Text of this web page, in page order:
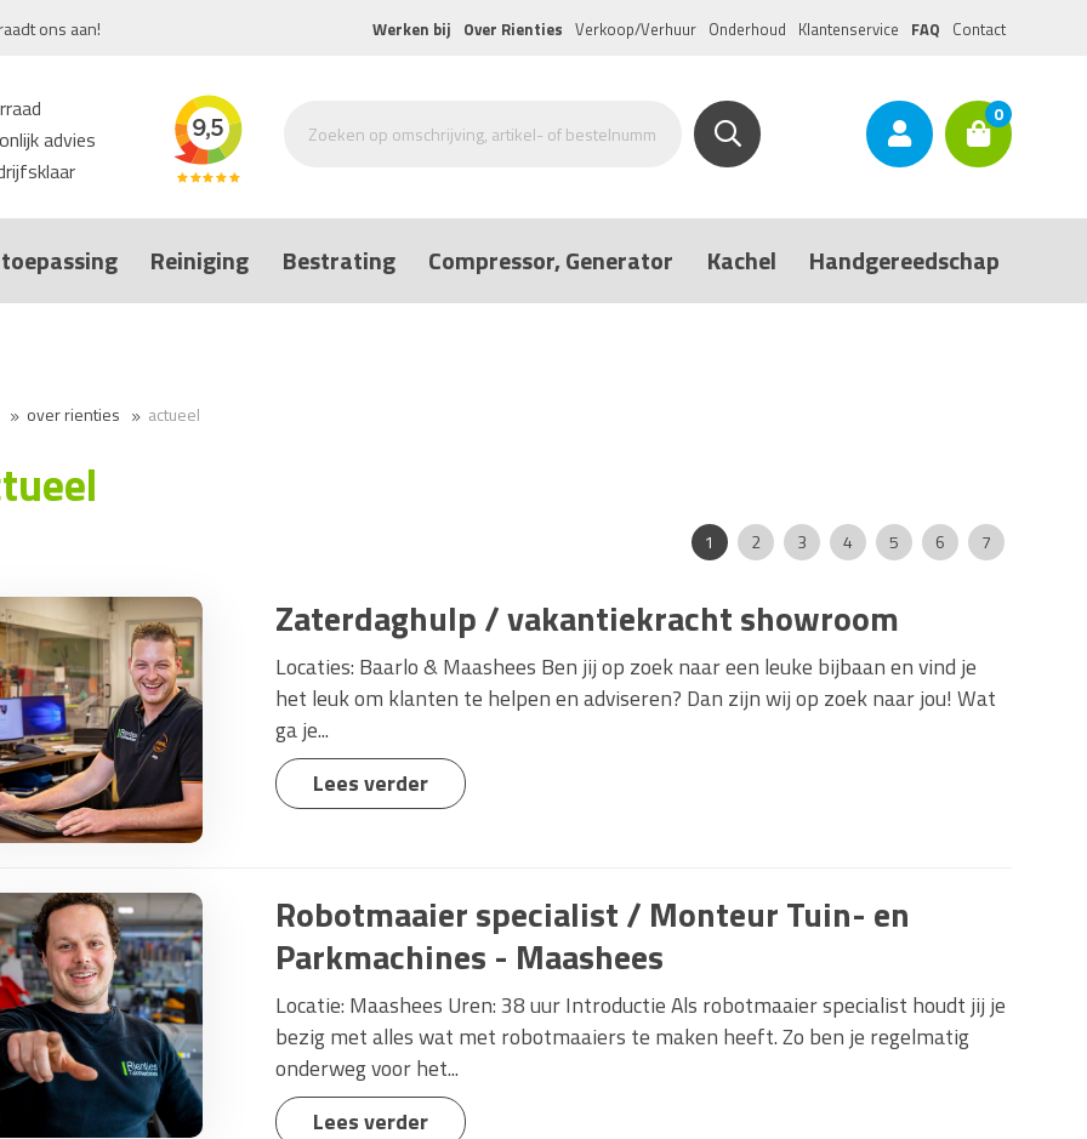
ons aan! Werken bij Over Rienties Verkoop/Verhuur Onderhoud Klantenservice FAQ Contact
advies
0
Reiniging Bestrating Compressor, Generator Kachel Handgereedschap
over rienties actueel
1 2 3 4 5 6 7
Zaterdaghulp / vakantiekracht showroom
Locaties: Baarlo & Maashees Ben jij op zoek naar een leuke bijbaan en vind je
het leuk om klanten te helpen en adviseren? Dan zijn wij op zoek naar jou! Wat
ga je...
Lees verder
Robotmaaier specialist / Monteur Tuin- en
Parkmachines - Maashees
Locatie: Maashees Uren: 38 uur Introductie Als robotmaaier specialist houdt jij je
bezig met alles wat met robotmaaiers te maken heeft. Zo ben je regelmatig
onderweg voor het...
Lees verder